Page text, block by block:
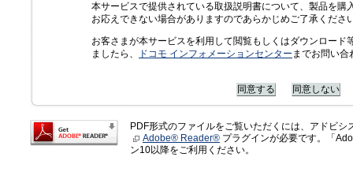
本サービスで提供されている取扱説明書について、製品を購
お応えできない場合がありますのであらかじめご了承くださ
お客さまが本サービスを利用して閲覧もしくはダウンロー
ましたら、
ドコモ インフォメーションセンター までお問い合
PDF形式のファイルをご覧いただくには、アドビシ
Adobe® Reader® プラグインが必要です。「
ン10以降をご利用ください。